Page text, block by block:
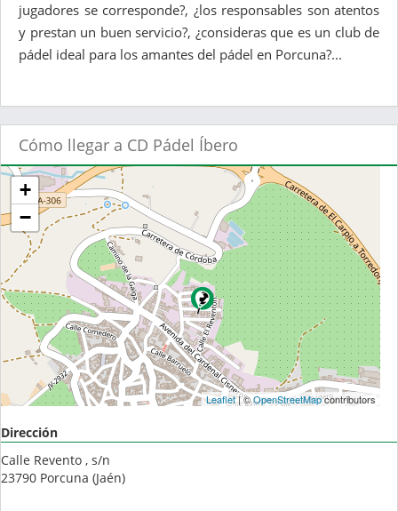
jugadores se corresponde?, ¿los responsables son atentos
y prestan un buen servicio?, ¿consideras que es un club de
pádel ideal para los amantes del pádel en Porcuna?...
Cómo llegar a CD Pádel Íbero
+
−
Leaflet| ©OpenStreetMapcontributors
Dirección
Calle Revento , s/n
23790 Porcuna (Jaén)